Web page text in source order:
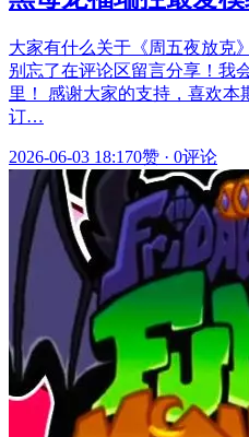
大家有什么关于《周五夜放克
别忘了在评论区留言分享！我
里！ 感谢大家的支持，喜欢本
订…
2026-06-03 18:170赞 · 0评论